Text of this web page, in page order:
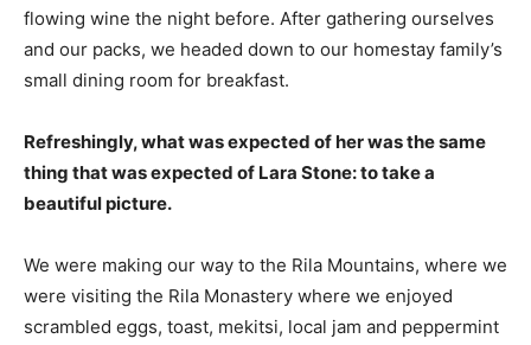
flowing wine the night before. After gathering ourselves
and our packs, we headed down to our homestay family’s
small dining room for breakfast.
Refreshingly, what was expected of her was the same
thing that was expected of Lara Stone: to take a
beautiful picture.
We were making our way to the Rila Mountains, where we
were visiting the Rila Monastery where we enjoyed
scrambled eggs, toast, mekitsi, local jam and peppermint